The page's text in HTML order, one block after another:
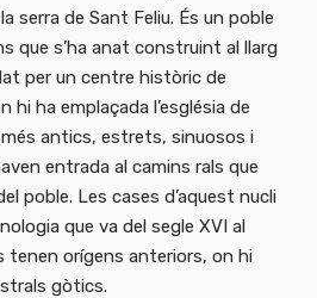
serra de Sant Feliu. És un poble
que s’ha anat construint al llarg
per un centre històric de
hi ha emplaçada l’església de
antics, estrets, sinuosos i
entrada al camins rals que
poble. Les cases d’aquest nucli
que va del segle XVI al
tenen orígens anteriors, on hi
gòtics.